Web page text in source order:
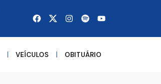
VEÍCULOS OBITUÁRIO